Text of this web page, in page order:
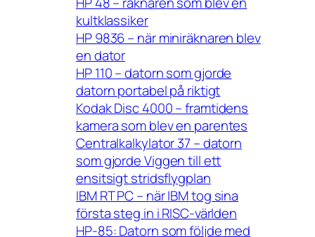
kultklassiker
HP 9836 – när miniräknaren blev
en dator
HP 110 – datorn som gjorde
datorn portabel på riktigt
Kodak Disc 4000 – framtidens
kamera som blev en parentes
Centralkalkylator 37 – datorn
som gjorde Viggen till ett
ensitsigt stridsflygplan
IBM RT PC – när IBM tog sina
första steg in i RISC-världen
HP-85: Datorn som följde med